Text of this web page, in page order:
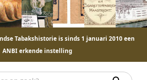
Tabakshistorie is sinds 1 januari 2010 een
ANBI erkende instelling